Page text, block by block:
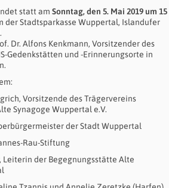
statt am Sonntag, den 5. Mai 2019 um 15
der Stadtsparkasse Wuppertal, Islandufer
Dr. Alfons Kenkmann, Vorsitzender des
Gedenkstätten und -Erinnerungsorte in
Vorsitzende des Trägervereins
Synagoge Wuppertal e.V.
der Stadt Wuppertal
Rau-Stiftung
Leiterin der Begegnungsstätte Alte